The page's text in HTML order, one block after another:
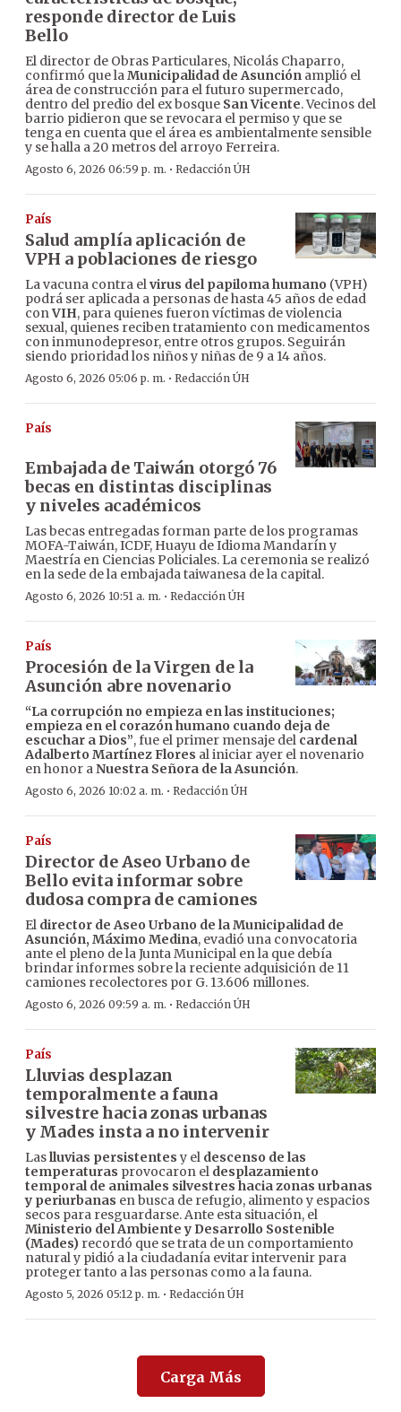
responde director de Luis
Bello
El director de Obras Particulares, Nicolás Chaparro,
confirmó que laMunicipalidad de Asunción amplió el
área de construcción para el futuro supermercado,
dentro del predio del ex bosque San Vicente. Vecinos del
barrio pidieron que se revocara el permiso y que se
tenga en cuenta que el área es ambientalmente sensible
y se halla a 20 metros del arroyo Ferreira.
Agosto 6, 2026 06:59 p. m. · Redacción ÚH
País
Salud amplía aplicación de
VPH a poblaciones de riesgo
La vacuna contra elvirus del papiloma humano (VPH)
podrá ser aplicada a personas de hasta 45 años de edad
conVIH, para quienes fueron víctimas de violencia
sexual, quienes reciben tratamiento con medicamentos
con inmunodepresor, entre otros grupos. Seguirán
siendo prioridad los niños y niñas de 9 a 14 años.
Agosto 6, 2026 05:06 p. m. · Redacción ÚH
País
Embajada de Taiwán otorgó 76
becas en distintas disciplinas
y niveles académicos
Las becas entregadas forman parte de los programas
MOFA-Taiwán, ICDF, Huayu de Idioma Mandarín y
Maestría en Ciencias Policiales. La ceremonia se realizó
en la sede de la embajada taiwanesa de la capital.
Agosto 6, 2026 10:51 a. m. · Redacción ÚH
País
Procesión de la Virgen de la
Asunción abre novenario
“La corrupción no empieza en las instituciones;
empieza en el corazón humano cuando deja de
escuchar a Dios”, fue el primer mensaje del cardenal
Adalberto Martínez Flores al iniciar ayer el novenario
en honor aNuestra Señora de la Asunción.
Agosto 6, 2026 10:02 a. m. · Redacción ÚH
País
Director de Aseo Urbano de
Bello evita informar sobre
dudosa compra de camiones
El director de Aseo Urbano de la Municipalidad de
Asunción, Máximo Medina, evadió una convocatoria
ante el pleno de la Junta Municipal en la que debía
brindar informes sobre la reciente adquisición de 11
camiones recolectores por G. 13.606 millones.
Agosto 6, 2026 09:59 a. m. · Redacción ÚH
País
Lluvias desplazan
temporalmente a fauna
silvestre hacia zonas urbanas
y Mades insta a no intervenir
Laslluvias persistentes y el descenso de las
temperaturas provocaron el desplazamiento
temporal de animales silvestres hacia zonas urbanas
y periurbanas en busca de refugio, alimento y espacios
secos para resguardarse. Ante esta situación, el
Ministerio del Ambiente y Desarrollo Sostenible
(Mades) recordó que se trata de un comportamiento
natural y pidió a la ciudadanía evitar intervenir para
proteger tanto a las personas como a la fauna.
Agosto 5, 2026 05:12 p. m. · Redacción ÚH
Carga Más